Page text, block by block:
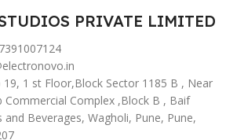
PRIVATE LIMITED
1 st Floor,Block Sector 1185 B , Near
Commercial Complex ,Block B , Baif
and Beverages, Wagholi, Pune, Pune,